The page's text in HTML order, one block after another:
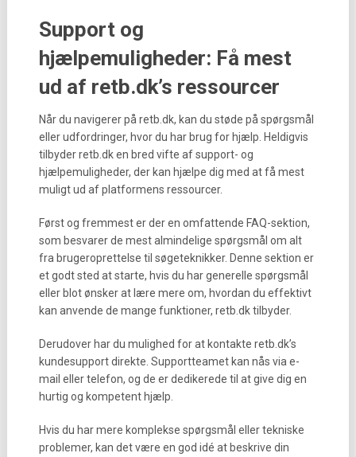
Support og
hjælpemuligheder: Få mest
ud af retb.dk’s ressourcer
Når du navigerer på retb.dk, kan du støde på spørgsmål
eller udfordringer, hvor du har brug for hjælp. Heldigvis
tilbyder retb.dk en bred vifte af support- og
hjælpemuligheder, der kan hjælpe dig med at få mest
muligt ud af platformens ressourcer.
Først og fremmest er der en omfattende FAQ-sektion,
som besvarer de mest almindelige spørgsmål om alt
fra brugeroprettelse til søgeteknikker. Denne sektion er
et godt sted at starte, hvis du har generelle spørgsmål
eller blot ønsker at lære mere om, hvordan du effektivt
kan anvende de mange funktioner, retb.dk tilbyder.
Derudover har du mulighed for at kontakte retb.dk’s
kundesupport direkte. Supportteamet kan nås via e-
mail eller telefon, og de er dedikerede til at give dig en
hurtig og kompetent hjælp.
Hvis du har mere komplekse spørgsmål eller tekniske
problemer, kan det være en god idé at beskrive din